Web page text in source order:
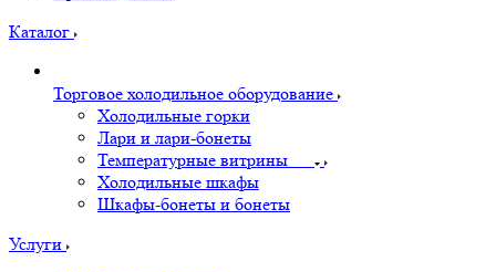
Каталог
Торговое холодильное оборудование
Холодильные горки
Лари и лари-бонеты
Температурные витрины
Холодильные шкафы
Шкафы-бонеты и бонеты
Услуги